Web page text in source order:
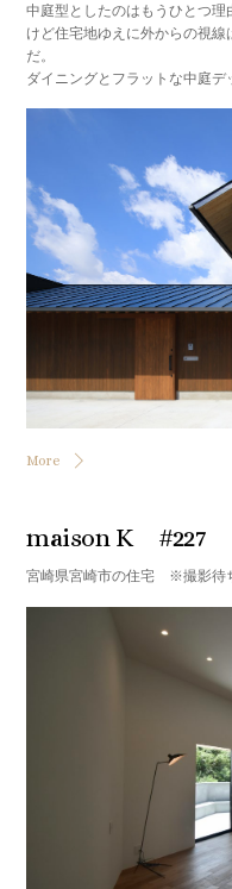
中庭型としたのはもうひとつ
けど住宅地ゆえに外からの視
だ。
ダイニングとフラットな中庭デ
More
maison K #227
宮崎県宮崎市の住宅 ※撮影待